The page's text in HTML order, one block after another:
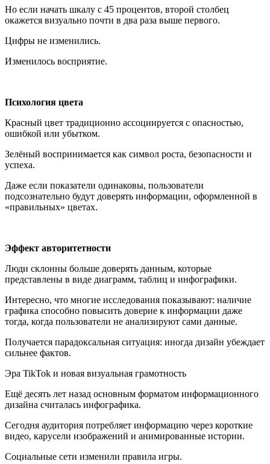
Но если начать шкалу с 45 процентов, второй столбец
окажется визуально почти в два раза выше первого.
Цифры не изменились.
Изменилось восприятие.
Психология цвета
Красный цвет традиционно ассоциируется с опасностью,
ошибкой или убытком.
Зелёный воспринимается как символ роста, безопасности и
успеха.
Даже если показатели одинаковы, пользователи
подсознательно будут доверять информации, оформленной в
«правильных» цветах.
Эффект авторитетности
Люди склонны больше доверять данным, которые
представлены в виде диаграмм, таблиц и инфографики.
Интересно, что многие исследования показывают: наличие
графика способно повысить доверие к информации даже
тогда, когда пользователи не анализируют сами данные.
Получается парадоксальная ситуация: иногда дизайн убеждает
сильнее фактов.
Эра TikTok и новая визуальная грамотность
Ещё десять лет назад основным форматом информационного
дизайна считалась инфографика.
Сегодня аудитория потребляет информацию через короткие
видео, карусели изображений и анимированные истории.
Социальные сети изменили правила игры.